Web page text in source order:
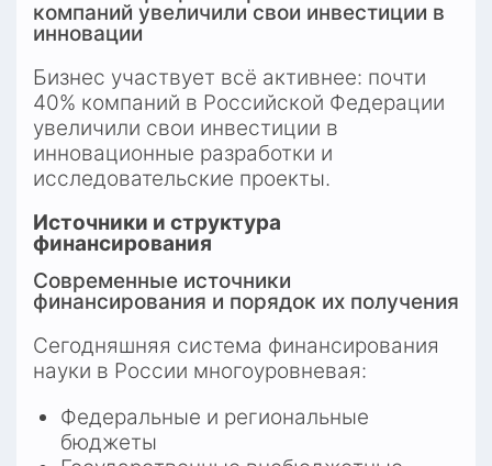
компаний увеличили свои инвестиции в
инновации
Бизнес участвует всё активнее: почти
40% компаний в Российской Федерации
увеличили свои инвестиции в
инновационные разработки и
исследовательские проекты.
Источники и структура
финансирования
Современные источники
финансирования и порядок их получения
Сегодняшняя система финансирования
науки в России многоуровневая:
Федеральные и региональные
бюджеты